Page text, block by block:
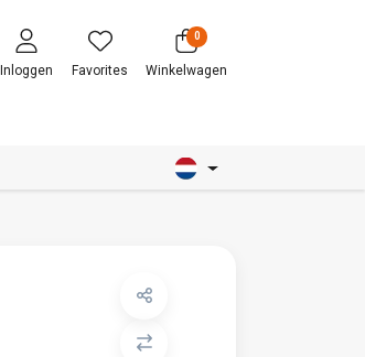
Inloggen Favorites
0
Winkelwagen